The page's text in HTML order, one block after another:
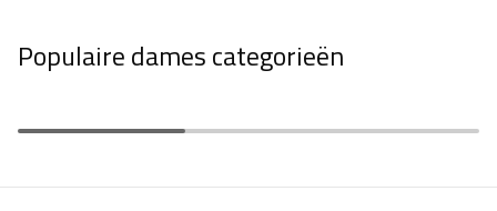
Populaire dames categorieën